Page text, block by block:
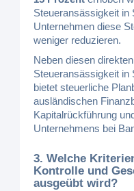
Steueransässigkeit in
Unternehmen diese
weniger reduzieren.
Neben diesen
Steueransässigkeit in
bietet steuerliche
ausländischen
Kapitalrückführung
Unternehmens bei
3. Welche
Kontrolle und
ausgeübt wird?